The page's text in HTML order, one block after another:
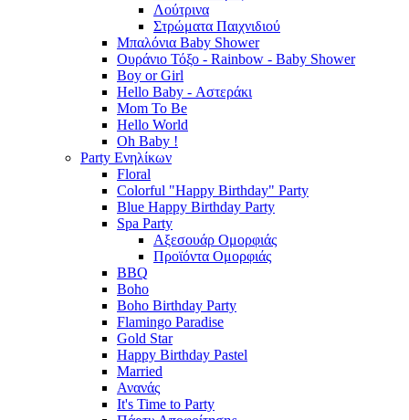
Λούτρινα
Στρώματα Παιχνιδιού
Μπαλόνια Baby Shower
Ουράνιο Τόξο - Rainbow - Baby Shower
Boy or Girl
Hello Baby - Αστεράκι
Mom To Be
Hello World
Oh Baby !
Party Ενηλίκων
Floral
Colorful "Happy Birthday" Party
Blue Happy Birthday Party
Spa Party
Αξεσουάρ Ομορφιάς
Προϊόντα Ομορφιάς
BBQ
Boho
Boho Birthday Party
Flamingo Paradise
Gold Star
Happy Birthday Pastel
Married
Ανανάς
It's Time to Party